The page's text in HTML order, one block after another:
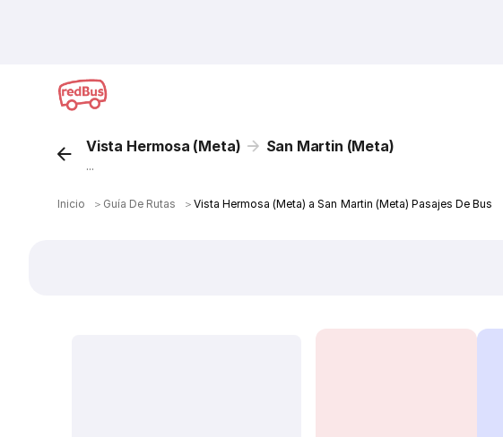
Vista Hermosa (Meta) San Martin (Meta)
...
Inicio ＞ Guía De Rutas ＞Vista Hermosa (Meta) a San Martin (Meta) Pasajes De Bus